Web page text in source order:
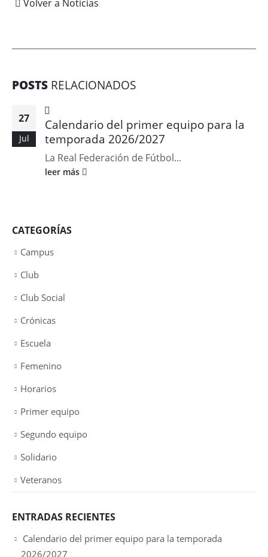
Volver a Noticias
POSTS RELACIONADOS
27
Jul
Calendario del primer equipo para la
temporada 2026/2027
La Real Federación de Fútbol...
leer más
CATEGORÍAS
Campus
Club
Club Social
Crónicas
Escuela
Femenino
Horarios
Primer equipo
Segundo equipo
Solidario
Veteranos
ENTRADAS RECIENTES
Calendario del primer equipo para la temporada
2026/2027